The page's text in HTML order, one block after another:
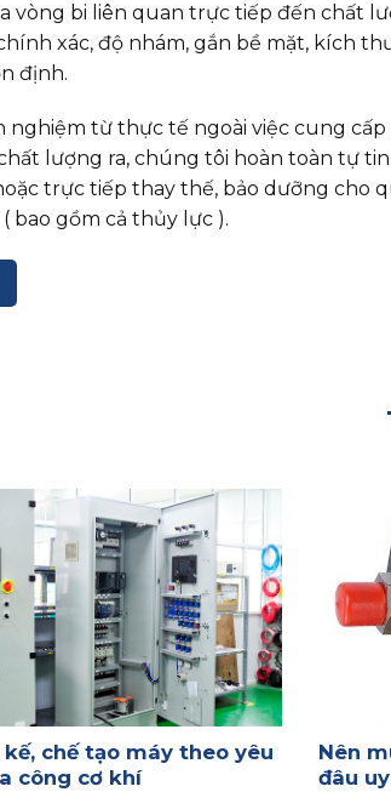
vòng bi liên quan trực tiếp đến chất
xác, độ nhám, gắn bề mặt, kích
định.
nghiệm từ thực tế ngoài việc cung cấp
lượng ra, chúng tôi hoàn toàn tự
trực tiếp thay thế, bảo dưỡng cho
bao gồm cả thủy lực ).
chế tạo máy theo yêu
công cơ khí
Nên
đâu